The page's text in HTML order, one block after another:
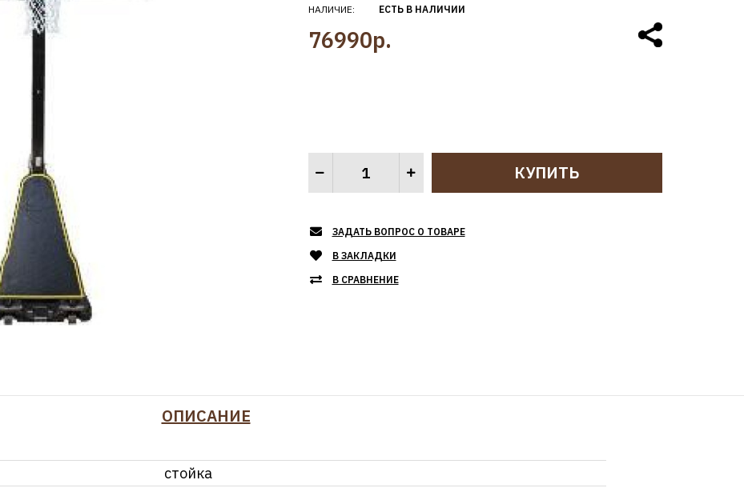
НАЛИЧИЕ:
ЕСТЬ В НАЛИЧИИ
76990р.
ЗАДАТЬ ВОПРОС О ТОВАРЕ
В ЗАКЛАДКИ
В СРАВНЕНИЕ
ОПИСАНИЕ
стойка